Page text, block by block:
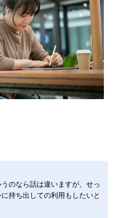
のなら話は違いますが、せっ
持ち出しての利用もしたいと